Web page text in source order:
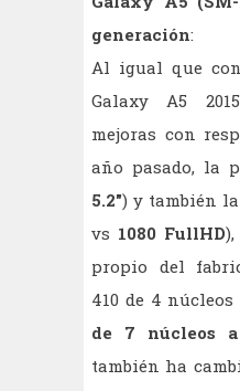
generación:
Al igual que
Galaxy A5
mejoras con
año pasado, la
5.2") y también
vs 1080 FullHD
propio del
410 de 4 núcleos
de 7 núcleos
también ha